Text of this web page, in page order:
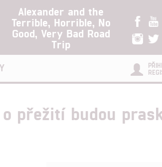
Alexander and the
Terrible, Horrible, No
Good, Very Bad Road
Trip
přežití budou